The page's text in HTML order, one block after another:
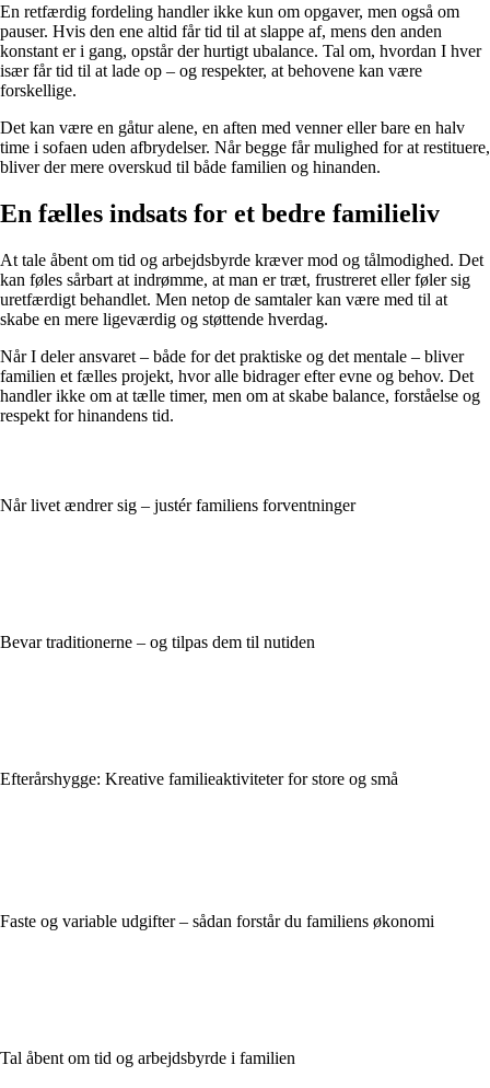
En retfærdig fordeling handler ikke kun om opgaver, men også om
pauser. Hvis den ene altid får tid til at slappe af, mens den anden
konstant er i gang, opstår der hurtigt ubalance. Tal om, hvordan I hver
især får tid til at lade op – og respekter, at behovene kan være
forskellige.
Det kan være en gåtur alene, en aften med venner eller bare en halv
time i sofaen uden afbrydelser. Når begge får mulighed for at restituere,
bliver der mere overskud til både familien og hinanden.
En fælles indsats for et bedre familieliv
At tale åbent om tid og arbejdsbyrde kræver mod og tålmodighed. Det
kan føles sårbart at indrømme, at man er træt, frustreret eller føler sig
uretfærdigt behandlet. Men netop de samtaler kan være med til at
skabe en mere ligeværdig og støttende hverdag.
Når I deler ansvaret – både for det praktiske og det mentale – bliver
familien et fælles projekt, hvor alle bidrager efter evne og behov. Det
handler ikke om at tælle timer, men om at skabe balance, forståelse og
respekt for hinandens tid.
Når livet ændrer sig – justér familiens forventninger
Bevar traditionerne – og tilpas dem til nutiden
Efterårshygge: Kreative familieaktiviteter for store og små
Faste og variable udgifter – sådan forstår du familiens økonomi
Tal åbent om tid og arbejdsbyrde i familien